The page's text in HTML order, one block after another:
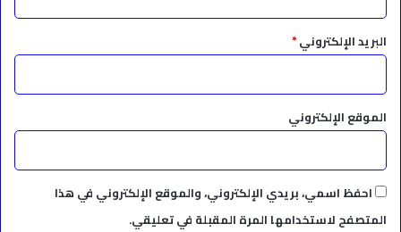
البريد الإلكتروني*
الموقع الإلكتروني
احفظ اسمي، بريدي الإلكتروني، والموقع الإلكتروني في هذا
المتصفح لاستخدامها المرة المقبلة في تعليقي.